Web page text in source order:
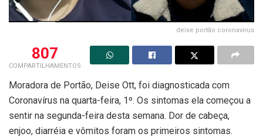
deise portão coronavirus
807
COMPARTILHAMENTOS
Moradora de Portão, Deise Ott, foi diagnosticada com
Coronavírus na quarta-feira, 1º. Os sintomas ela começou a
sentir na segunda-feira desta semana. Dor de cabeça,
enjoo, diarréia e vômitos foram os primeiros sintomas.